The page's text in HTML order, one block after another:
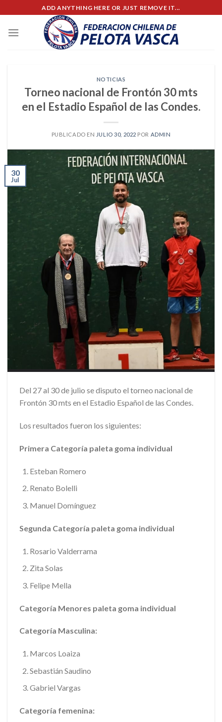
to
content
ADD ANYTHING HERE OR JUST REMOVE IT...
NOTICIAS
Torneo nacional de Frontón 30 mts
en el Estadio Español de las Condes.
PUBLICADO EN JULIO 30, 2022 POR ADMIN
30
Jul
Del 27 al 30 de julio se disputo el torneo nacional de
Frontón 30 mts en el Estadio Español de las Condes.
Los resultados fueron los siguientes:
Primera Categoría paleta goma individual
Esteban Romero
Renato Bolelli
Manuel Domínguez
Segunda Categoría paleta goma individual
Rosario Valderrama
Zita Solas
Felipe Mella
Categoría Menores paleta goma individual
Categoría Masculina:
Marcos Loaiza
Sebastián Saudino
Gabriel Vargas
Categoría femenina: